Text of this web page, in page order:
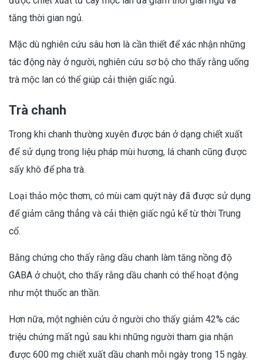
tăng thời gian ngủ.
Mặc dù nghiên cứu sâu hơn là cần thiết để xác nhận những
tác động này ở người, nghiên cứu sơ bộ cho thấy rằng uống
trà mộc lan có thể giúp cải thiện giấc ngủ.
Trà chanh
Trong khi chanh thường xuyên được bán ở dạng chiết xuất
để sử dụng trong liệu pháp mùi hương, lá chanh cũng được
sấy khô để pha trà.
Loại thảo mộc thơm, có mùi cam quýt này đã được sử dụng
để giảm căng thẳng và cải thiện giấc ngủ kể từ thời Trung
cổ.
Bằng chứng cho thấy rằng dầu chanh làm tăng nồng độ
GABA ở chuột, cho thấy rằng dầu chanh có thể hoạt động
như một thuốc an thần.
Hơn nữa, một nghiên cứu ở người cho thấy giảm 42% các
triệu chứng mất ngủ sau khi những người tham gia nhận
được 600 mg chiết xuất dầu chanh mỗi ngày trong 15 ngày.